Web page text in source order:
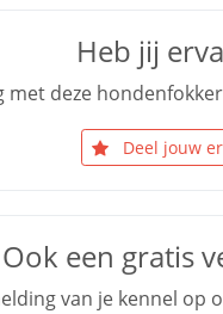
Heb jij
met deze
Deel jouw
Ook een gratis
van je kennel op